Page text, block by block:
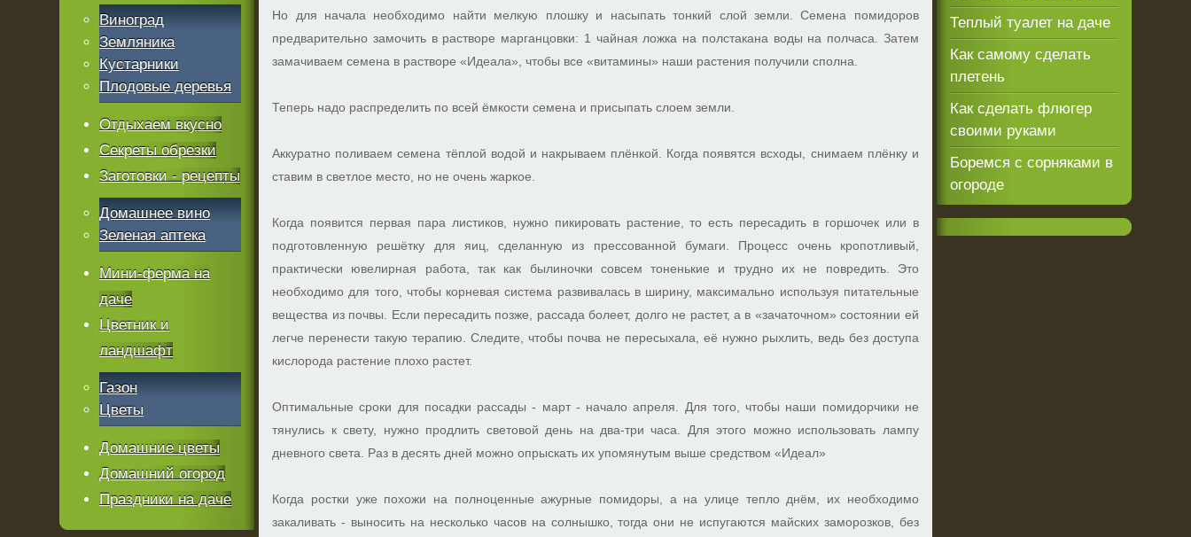
Но для начала необходимо найти мелкую плошку и насыпать тонкий слой земли. Семена помидоров
предварительно замочить в растворе марганцовки: 1 чайная ложка на полстакана воды на полчаса. Затем
замачиваем семена в растворе «Идеала», чтобы все «витамины» наши растения получили сполна.
Теперь надо распределить по всей ёмкости семена и присыпать слоем земли.
Аккуратно поливаем семена тёплой водой и накрываем плёнкой. Когда появятся всходы, снимаем плёнку и
ставим в светлое место, но не очень жаркое.
Когда появится первая пара листиков, нужно пикировать растение, то есть пересадить в горшочек или в
подготовленную решётку для яиц, сделанную из прессованной бумаги. Процесс очень кропотливый,
практически ювелирная работа, так как былиночки совсем тоненькие и трудно их не повредить. Это
необходимо для того, чтобы корневая система развивалась в ширину, максимально используя питательные
вещества из почвы. Если пересадить позже, рассада болеет, долго не растет, а в «зачаточном» состоянии ей
легче перенести такую терапию. Следите, чтобы почва не пересыхала, её нужно рыхлить, ведь без доступа
кислорода растение плохо растет.
Оптимальные сроки для посадки рассады - март - начало апреля. Для того, чтобы наши помидорчики не
тянулись к свету, нужно продлить световой день на два-три часа. Для этого можно использовать лампу
дневного света. Раз в десять дней можно опрыскать их упомянутым выше средством «Идеал»
Когда ростки уже похожи на полноценные ажурные помидоры, а на улице тепло днём, их необходимо
закаливать - выносить на несколько часов на солнышко, тогда они не испугаются майских заморозков, без
Виноград
Земляника
Кустарники
Плодовые деревья
Отдыхаем вкусно
Секреты обрезки
Заготовки - рецепты
Домашнее вино
Зеленая аптека
Мини-ферма на
даче
Цветник и
ландшафт
Газон
Цветы
Домашние цветы
Домашний огород
Праздники на даче
Теплый туалет на даче
Как самому сделать
плетень
Как сделать флюгер
своими руками
Боремся с сорняками в
огороде